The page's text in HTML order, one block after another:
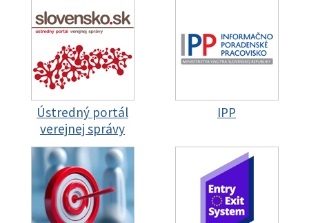
Ústredný portál
verejnej správy
IPP